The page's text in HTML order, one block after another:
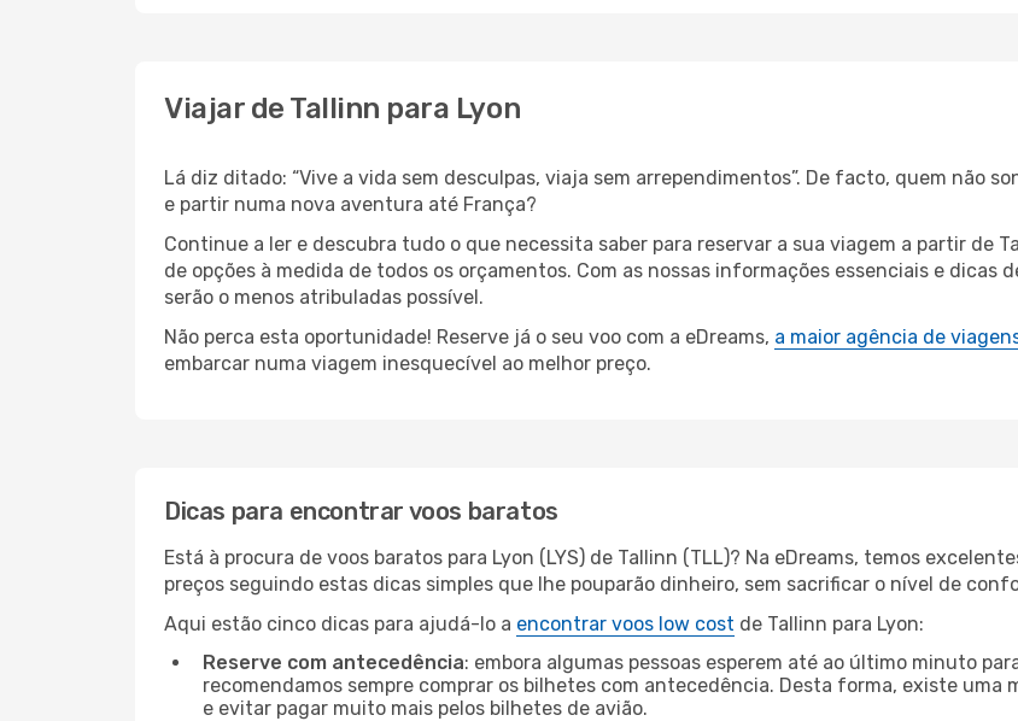
Viajar de Tallinn para Lyon
Lá diz ditado: “Vive a vida sem desculpas, viaja sem arrependimentos”. De facto, quem não
e partir numa nova aventura até França?
Continue a ler e descubra tudo o que necessita saber para reservar a sua viagem a partir de
de opções à medida de todos os orçamentos. Com as nossas informações essenciais e dicas
serão o menos atribuladas possível.
Não perca esta oportunidade! Reserve já o seu voo com a eDreams, a maior agência de
embarcar numa viagem inesquecível ao melhor preço.
Dicas para encontrar voos baratos
Está à procura de voos baratos para Lyon (LYS) de Tallinn (TLL)? Na eDreams, temos
preços seguindo estas dicas simples que lhe pouparão dinheiro, sem sacrificar o nível de
Aqui estão cinco dicas para ajudá-lo a encontrar voos low cost de Tallinn para Lyon:
Reserve com antecedência: embora algumas pessoas esperem até ao último minuto
recomendamos sempre comprar os bilhetes com antecedência. Desta forma, existe uma
e evitar pagar muito mais pelos bilhetes de avião.